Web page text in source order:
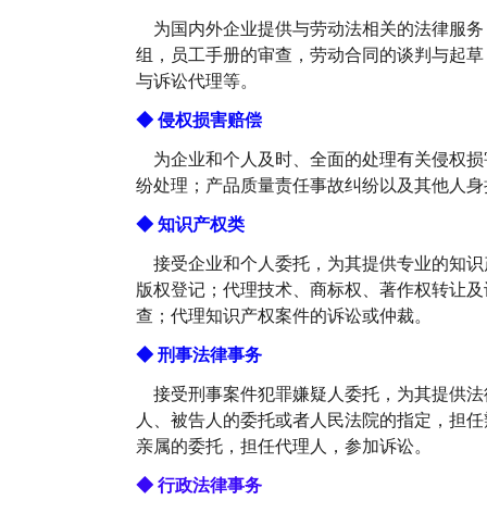
为国内外企业提供与劳动法相关的法律服
组，员工手册的审查，劳动合同的谈判与起
与诉讼代理等。
◆ 侵权损害赔偿
为企业和个人及时、全面的处理有关侵权
纷处理；产品质量责任事故纠纷以及其他人
◆ 知识产权类
接受企业和个人委托，为其提供专业的知
版权登记；代理技术、商标权、著作权转让
查；代理知识产权案件的诉讼或仲裁。
◆ 刑事法律事务
接受刑事案件犯罪嫌疑人委托，为其提供
人、被告人的委托或者人民法院的指定，担
亲属的委托，担任代理人，参加诉讼。
◆ 行政法律事务